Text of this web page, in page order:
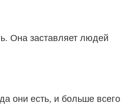
Она заставляет людей
они есть, и больше всего